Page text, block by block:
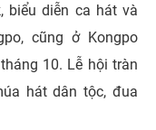
biểu diễn ca hát và
cũng ở Kongpo
10. Lễ hội tràn
hát dân tộc, đua